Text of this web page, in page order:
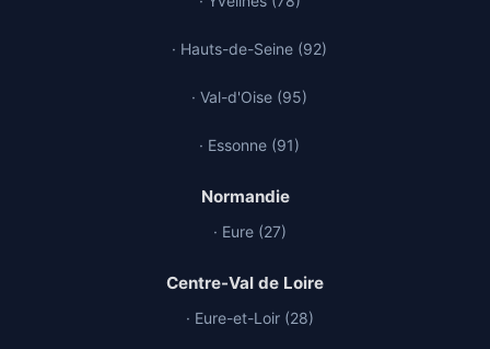
· Hauts-de-Seine (92)
· Val-d'Oise (95)
· Essonne (91)
Normandie
· Eure (27)
Centre-Val de Loire
· Eure-et-Loir (28)